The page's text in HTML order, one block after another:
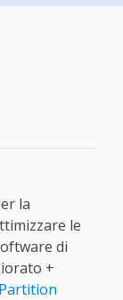
la
le
di
+